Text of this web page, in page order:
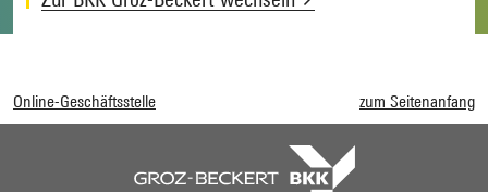
Online-Geschäftsstelle zum Seitenanfang